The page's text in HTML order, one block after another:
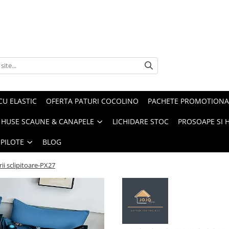
ELASTIC OFERTA PATURI COCOLINO PACHETE
HUSE SCAUNE & CANAPELE LICHIDARE STOC PROSOAPE SI
BLOG
sclipitoare-PX27